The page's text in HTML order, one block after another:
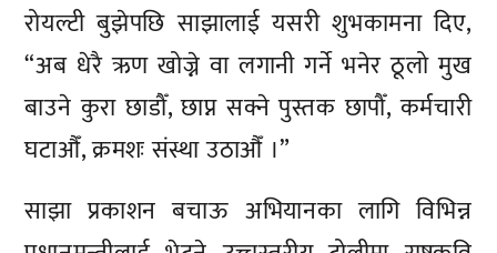
रोयल्टी बुझेपछि साझालाई यसरी शुभकामना दिए,
“अब धेरै ऋण खोज्ने वा लगानी गर्ने भनेर ठूलो मुख
बाउने कुरा छाडौँ, छाप्न सक्ने पुस्तक छापौँ, कर्मचारी
घटाऔँ, क्रमशः संस्था उठाऔँ ।”
साझा प्रकाशन बचाऊ अभियानका लागि विभिन्न